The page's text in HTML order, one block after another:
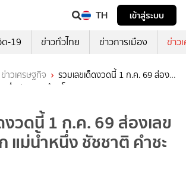
TH
เข้าสู่ระบบ
ด-19 ข่าวทั่วไทย ข่าวการเมือง ข่าว
ข่าวเศรษฐกิจ
รวมเลขเด็ดงวดนี้ 1 ก.ค. 69 ส่อง
นึ่ง ชัชชาติ คำชะโนด
งวดนี้ 1 ก.ค. 69 ส่องเลข
แม่น้ำหนึ่ง ชัชชาติ คำชะ